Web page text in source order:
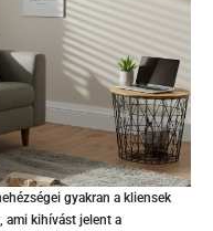
gyakran a kliensek
ami kihívást jelent a